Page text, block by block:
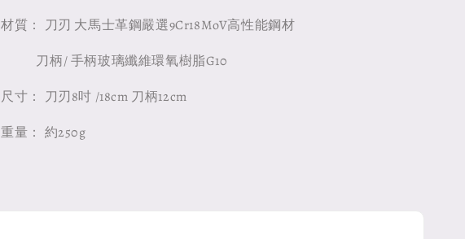
材質： 刀刃 大馬士革鋼嚴選9Cr18MoV高性能鋼材
刀柄/ 手柄玻璃纖維環氧樹脂G10
尺寸： 刀刃8吋 /18cm 刀柄12cm
重量： 約250g